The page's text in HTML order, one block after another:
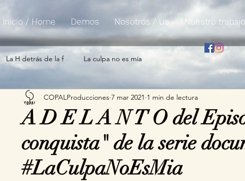
Inicio / Home Demos Nosotros / Us Nuestro
La H detrás de la f La culpa no es mía
A D E L A N T O del
conquista" de la serie
#LaCulpaNoEsMia
COPALProducciones 7 mar 2021 1 min de lectura